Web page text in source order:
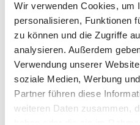
Wir verwenden Cookies, um
personalisieren, Funktionen
zu können und die Zugriffe
analysieren. Außerdem
Verwendung unserer
soziale Medien, Werbung
Partner führen diese
weiteren Daten zusammen,
Fahrgestell
Airbag Beifahrer
Airbag Fahrer
Anhängerkupplung
Außenspiegel beheizbar